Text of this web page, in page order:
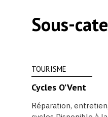
Sous-
TOURISME
Cycles O’Vent
Réparation,